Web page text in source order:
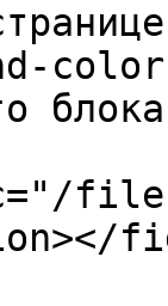
files/